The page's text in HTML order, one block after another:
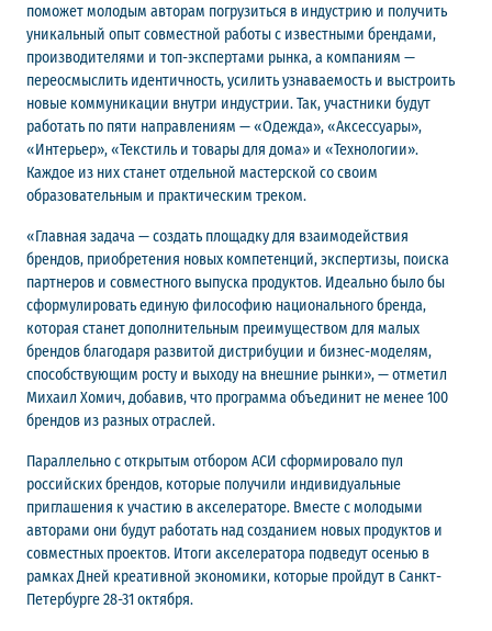
поможет молодым авторам погрузиться в индустрию и получить
уникальный опыт совместной работы с известными брендами,
производителями и топ-экспертами рынка, а компаниям —
переосмыслить идентичность, усилить узнаваемость и выстроить
новые коммуникации внутри индустрии. Так, участники будут
работать по пяти направлениям — «Одежда», «Аксессуары»,
«Интерьер», «Текстиль и товары для дома» и «Технологии».
Каждое из них станет отдельной мастерской со своим
образовательным и практическим треком.
«Главная задача — создать площадку для взаимодействия
брендов, приобретения новых компетенций, экспертизы, поиска
партнеров и совместного выпуска продуктов. Идеально было бы
сформулировать единую философию национального бренда,
которая станет дополнительным преимуществом для малых
брендов благодаря развитой дистрибуции и бизнес-моделям,
способствующим росту и выходу на внешние рынки», — отметил
Михаил Хомич, добавив, что программа объединит не менее 100
брендов из разных отраслей.
Параллельно с открытым отбором АСИ сформировало пул
российских брендов, которые получили индивидуальные
приглашения к участию в акселераторе. Вместе с молодыми
авторами они будут работать над созданием новых продуктов и
совместных проектов. Итоги акселератора подведут осенью в
рамках Дней креативной экономики, которые пройдут в Санкт-
Петербурге 28-31 октября.